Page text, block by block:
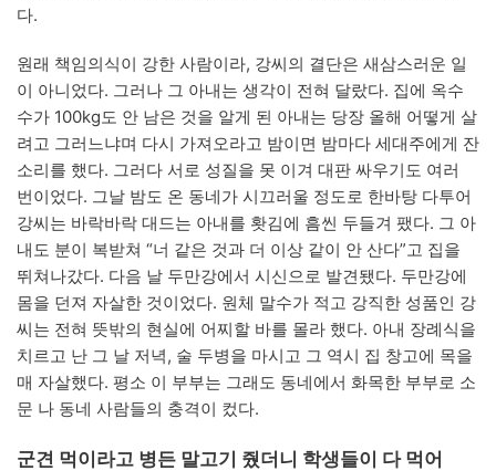
다.
원래 책임의식이 강한 사람이라, 강씨의 결단은 새삼스러운 일
이 아니었다. 그러나 그 아내는 생각이 전혀 달랐다. 집에 옥수
수가 100kg도 안 남은 것을 알게 된 아내는 당장 올해 어떻게 살
려고 그러느냐며 다시 가져오라고 밤이면 밤마다 세대주에게 잔
소리를 했다. 그러다 서로 성질을 못 이겨 대판 싸우기도 여러
번이었다. 그날 밤도 온 동네가 시끄러울 정도로 한바탕 다투어
강씨는 바락바락 대드는 아내를 홧김에 흠씬 두들겨 팼다. 그 아
내도 분이 복받쳐 “너 같은 것과 더 이상 같이 안 산다”고 집을
뛰쳐나갔다. 다음 날 두만강에서 시신으로 발견됐다. 두만강에
몸을 던져 자살한 것이었다. 원체 말수가 적고 강직한 성품인 강
씨는 전혀 뜻밖의 현실에 어찌할 바를 몰라 했다. 아내 장례식을
치르고 난 그 날 저녁, 술 두병을 마시고 그 역시 집 창고에 목을
매 자살했다. 평소 이 부부는 그래도 동네에서 화목한 부부로 소
문 나 동네 사람들의 충격이 컸다.
군견 먹이라고 병든 말고기 줬더니 학생들이 다 먹어